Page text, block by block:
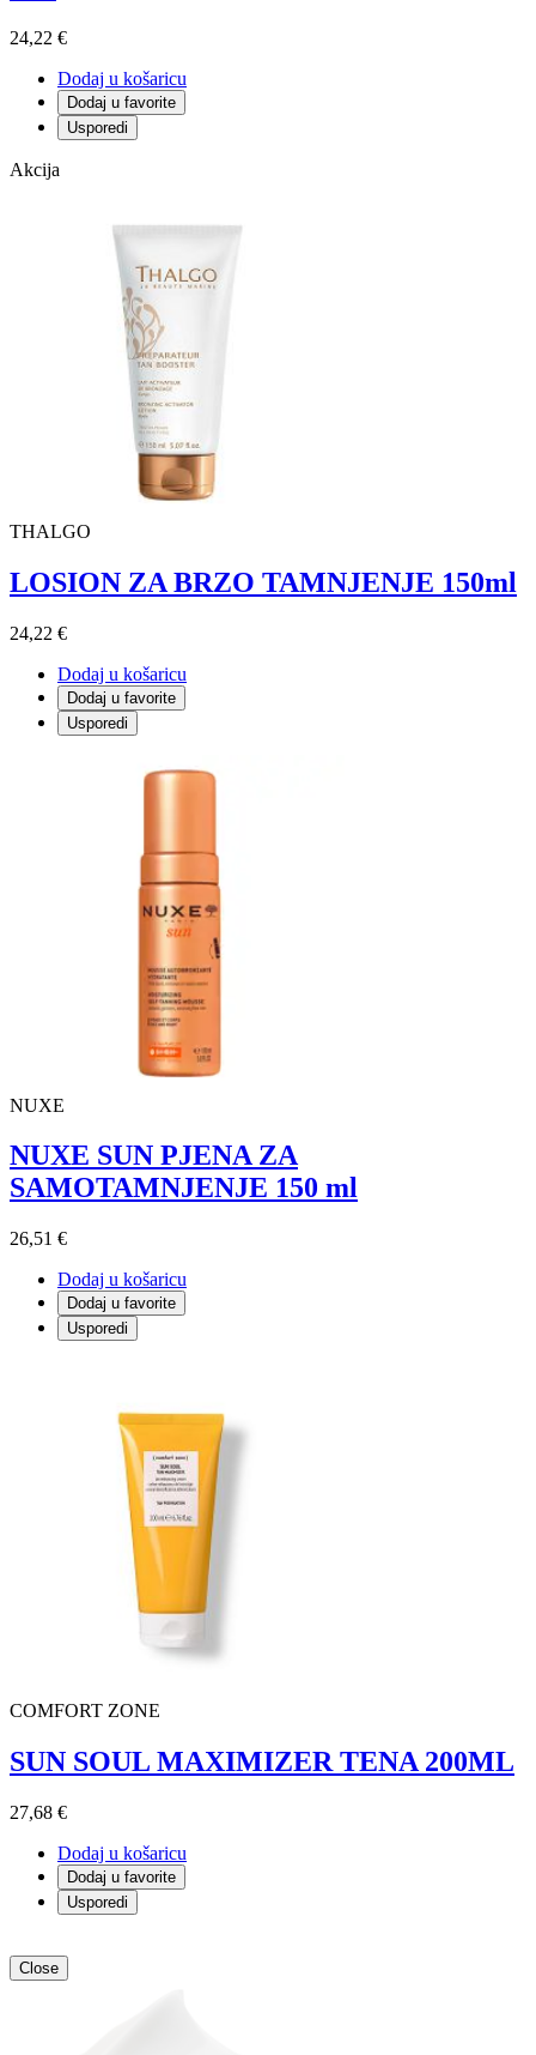
24,22 €
Dodaj u košaricu
Dodaj u favorite
Usporedi
Akcija
THALGO
LOSION ZA BRZO TAMNJENJE 150ml
24,22 €
Dodaj u košaricu
Dodaj u favorite
Usporedi
NUXE
NUXE SUN PJENA ZA
SAMOTAMNJENJE 150 ml
26,51 €
Dodaj u košaricu
Dodaj u favorite
Usporedi
COMFORT ZONE
SUN SOUL MAXIMIZER TENA 200ML
27,68 €
Dodaj u košaricu
Dodaj u favorite
Usporedi
Close